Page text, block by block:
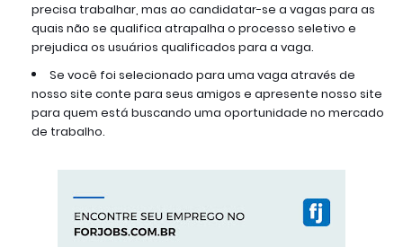
precisa trabalhar, mas ao candidatar-se a vagas para as
quais não se qualifica atrapalha o processo seletivo e
prejudica os usuários qualificados para a vaga.
Se você foi selecionado para uma vaga através de
nosso site conte para seus amigos e apresente nosso site
para quem está buscando uma oportunidade no mercado
de trabalho.